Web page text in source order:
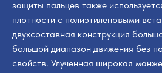
защиты пальцев также
плотности с полиэтиленовыми
двухсоставная конструкция
большой диапазон движения без
свойств. Улученная широкая